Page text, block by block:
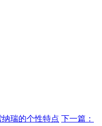
纳瑞的个性特点 下一篇：